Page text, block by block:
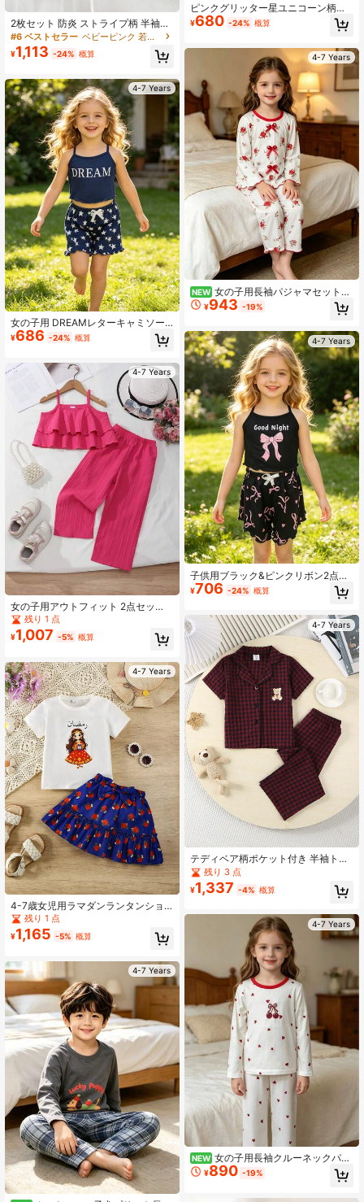
2枚セット 防炎 ストライプ柄 半袖ト
ップ + ショーツ パジャマ
#6 ベストセラー ベビーピンク 若い女の子のパジャマ
¥1,113 -24% 概算
4-7 Years
女の子用 DREAMレターキャミソー
ルタンクトップ + スタープリントシ
ョーツ 2点セット、ヤングガールズ
¥686 -24% 概算
4-7 Years
女の子用アウトフィット 2点セッ
ト、ノースリーブフリルトップ+パン
ツ、快適で柔らかい通気性のある、
カジュアルストリートスタイル ビー
残り 1 点
¥1,007 -5% 概算
4-7 Years
4-7歳女児用ラマダンランタンショ
ートスリーブトップ+ローズプリント
スカート2点セット
残り 1 点
¥1,165 -5% 概算
4-7 Years
ピンクグリッター星ユニコーン柄ク
ロップドキャミソール + ウエストゴ
ムリボン装飾ショーツ、夏休みビー
¥680 -24% 概算
4-7 Years
NEW 女の子用長袖パジャマセット、
春夏秋冬、ヴィンテージレッドロー
ズ総柄、レッドリボン、2ピースルー
¥943 -19%
4-7 Years
子供用ブラック&ピンクリボン2点セ
ット、女の子用ショートキャミソー
ルトップ+フリルショーツ、ビーチバ
¥706 -24% 概算
4-7 Years
テディベア柄ポケット付き 半袖トッ
プス&ロングパンツ 2点セット
残り 3 点
¥1,337 -4% 概算
4-7 Years
NEW 女の子用長袖クルーネックパジ
ャマセット、春/秋バーガンディチェ
リー&ハートプリントコントラストレ
¥890 -19%